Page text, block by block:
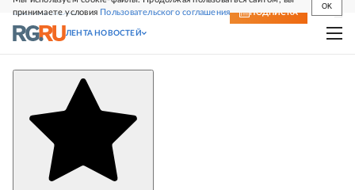
принимаете условия Пользовательского соглашения
OK
СВЕЖИЙ НОМЕР
ПОДПИСКА
ЛЕНТА НОВОСТЕЙ